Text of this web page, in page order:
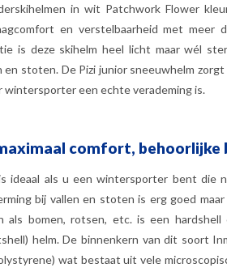
in wit Patchwork Flower
en verstelbaarheid met meer
is deze skihelm heel licht maar wél
stoten. De Pizi junior sneeuwhelm
wintersporter een echte verademing is.
comfort, behoorlijke
ideaal als u een wintersporter bent die
bij vallen en stoten is erg goed
als bomen, rotsen, etc. is een hardshell
helm. De binnenkern van dit soort
wat bestaat uit vele